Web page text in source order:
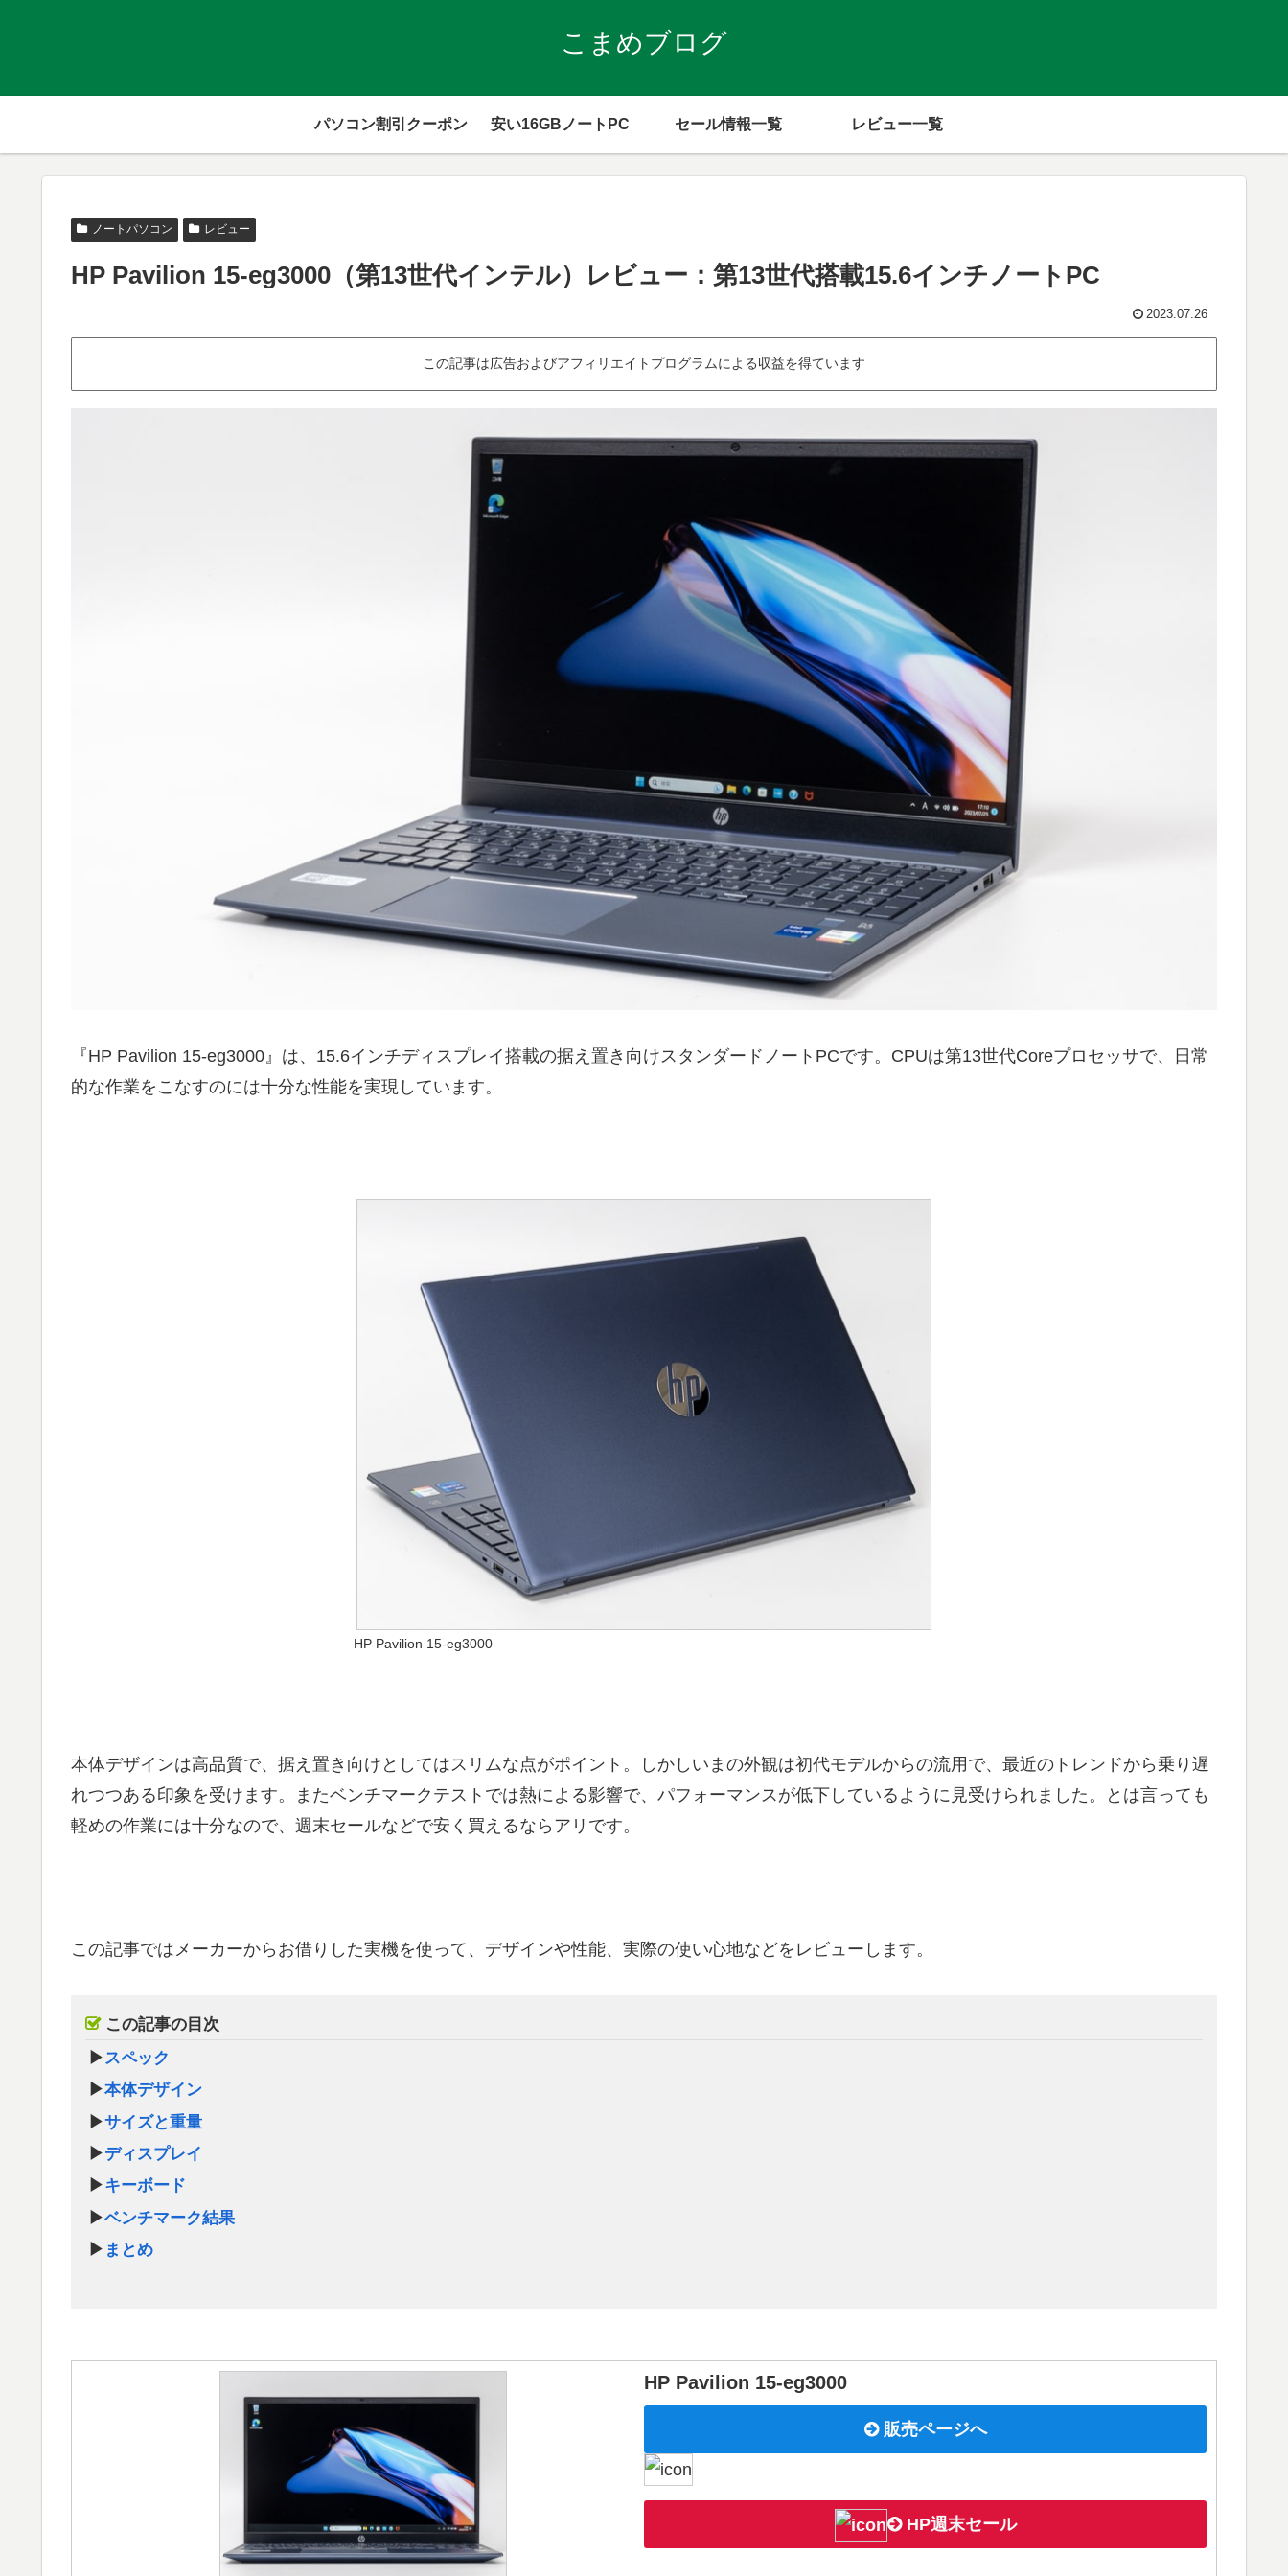
こまめブログ
パソコン割引クーポン 安い16GBノートPC セール情報一覧 レビュー一覧
ノートパソコン レビュー
HP Pavilion 15-eg3000（第13世代インテル）レビュー：第13世代搭載15.6インチノートPC
2023.07.26
この記事は広告およびアフィリエイトプログラムによる収益を得ています
『HP Pavilion 15-eg3000』は、15.6インチディスプレイ搭載の据え置き向けスタンダードノートPCです。CPUは第13世代Coreプロセッサで、日常
的な作業をこなすのには十分な性能を実現しています。
HP Pavilion 15-eg3000
本体デザインは高品質で、据え置き向けとしてはスリムな点がポイント。しかしいまの外観は初代モデルからの流用で、最近のトレンドから乗り遅
れつつある印象を受けます。またベンチマークテストでは熱による影響で、パフォーマンスが低下しているように見受けられました。とは言っても
軽めの作業には十分なので、週末セールなどで安く買えるならアリです。
この記事ではメーカーからお借りした実機を使って、デザインや性能、実際の使い心地などをレビューします。
この記事の目次
▶ スペック
▶本体デザイン
▶サイズと重量
▶ディスプレイ
▶キーボード
▶ベンチマーク結果
▶ まとめ
HP Pavilion 15-eg3000
販売ページへ
HP週末セール